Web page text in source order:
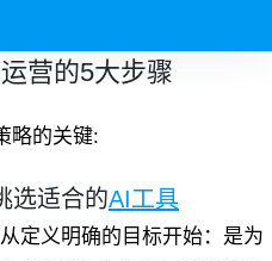
营的5大步骤
略的关键:
选适合的AI工具
定义明确的目标开始：是为